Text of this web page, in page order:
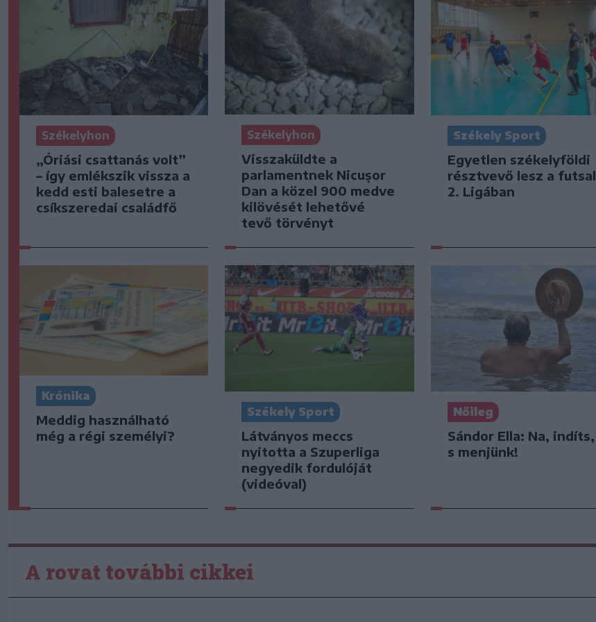
Székelyhon
„Óriási csattanás volt”
– így emlékszik vissza a
kedd esti balesetre a
csíkszeredai családfő
Székelyhon
Visszaküldte a
parlamentnek Nicușor
Dan a közel 900 medve
kilövését lehetővé
tevő törvényt
Székely Sport
Egyetlen székelyföldi
résztvevő lesz a futsal
2. Ligában
Krónika
Meddig használható
még a régi személyi?
Székely Sport
Látványos meccs
nyitotta a Szuperliga
negyedik fordulóját
(videóval)
Nőileg
Sándor Ella: Na, indíts,
s menjünk!
A rovat további cikkei